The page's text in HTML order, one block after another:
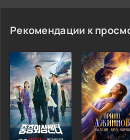
Рекомендации к